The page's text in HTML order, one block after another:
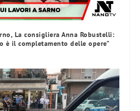
La consigliera Anna Robustelli:
è il completamento delle opere”